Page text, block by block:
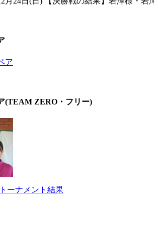
(TEAM ZERO・フリー)
ーナメント結果